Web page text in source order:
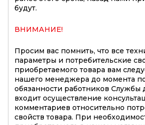
будут.
ВНИМАНИЕ!
Просим вас помнить, что все
параметры и потребительские
приобретаемого товара вам
нашего менеджера до момента
обязанности работников Службы
входит осуществление
комментариев относительно
свойств товара. При